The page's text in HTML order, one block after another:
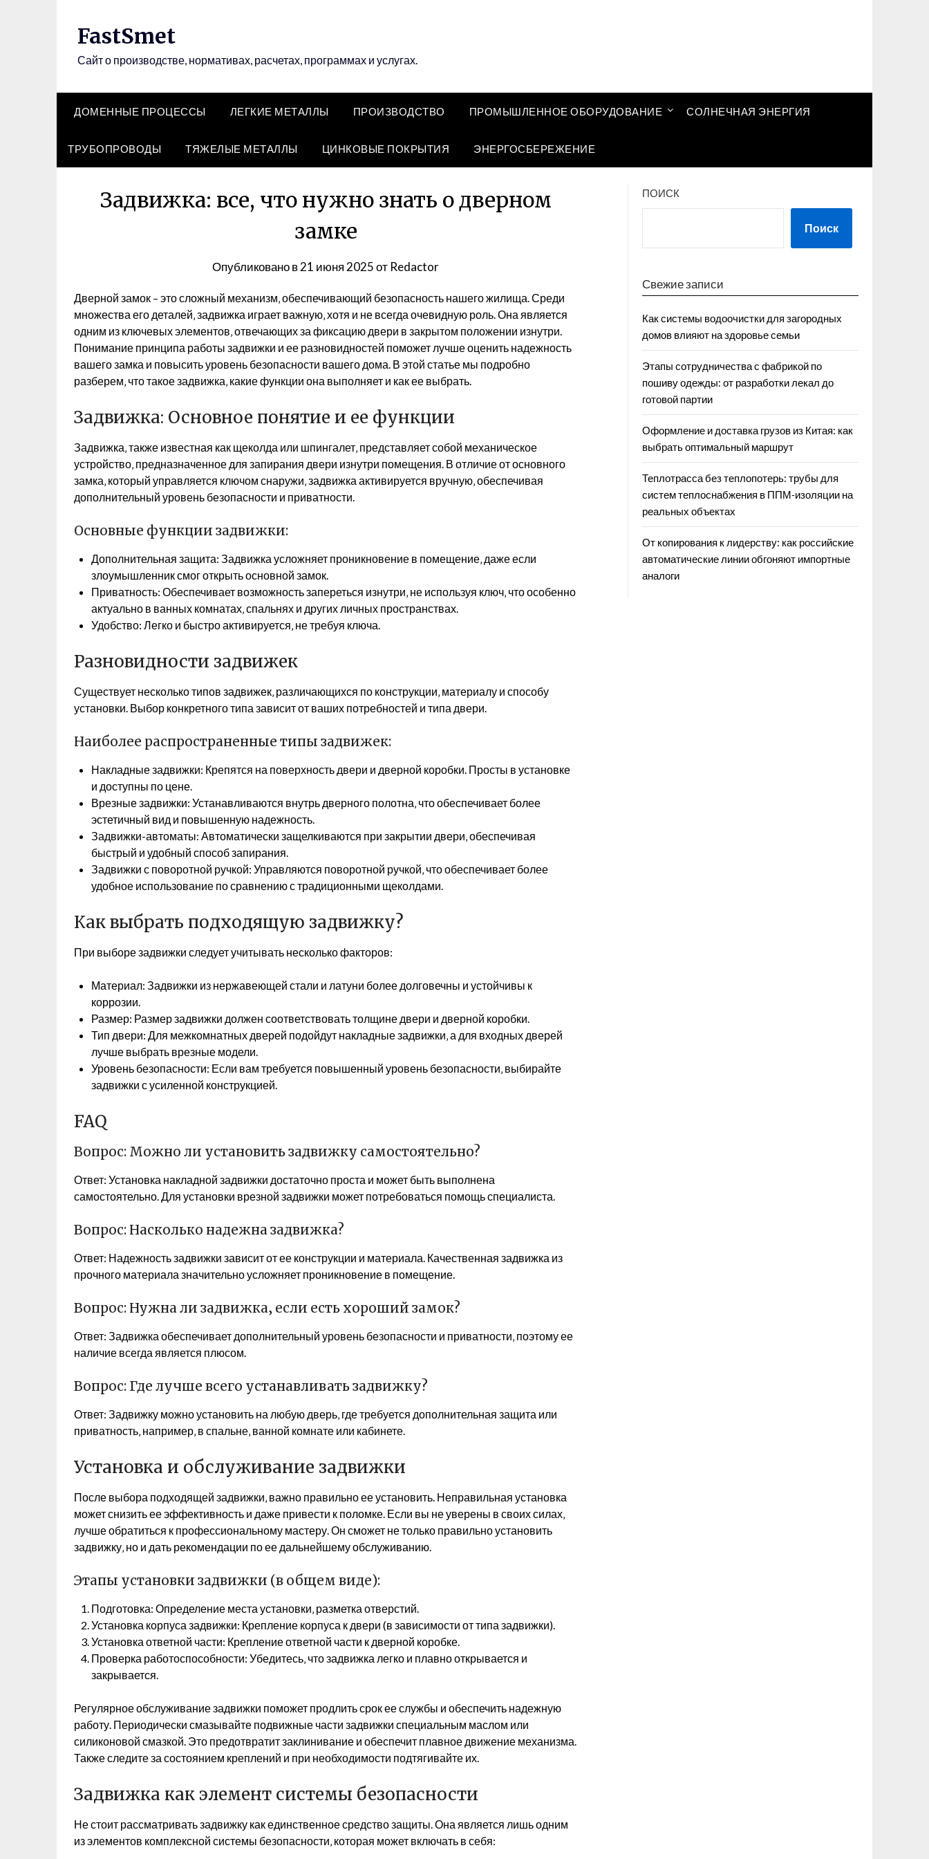
FastSmet
Сайт о производстве, нормативах, расчетах, программах и услугах.
ДОМЕННЫЕ ПРОЦЕССЫ ЛЕГКИЕ МЕТАЛЛЫ ПРОИЗВОДСТВО ПРОМЫШЛЕННОЕ ОБОРУДОВАНИЕ СОЛНЕЧНАЯ ЭНЕРГИЯ
ТРУБОПРОВОДЫ ТЯЖЕЛЫЕ МЕТАЛЛЫ ЦИНКОВЫЕ ПОКРЫТИЯ ЭНЕРГОСБЕРЕЖЕНИЕ
Задвижка: все, что нужно знать о дверном
замке
Опубликовано в21 июня 2025от Redactor
Дверной замок – это сложный механизм‚ обеспечивающий безопасность нашего жилища. Среди
множества его деталей‚ задвижка играет важную‚ хотя и не всегда очевидную роль. Она является
одним из ключевых элементов‚ отвечающих за фиксацию двери в закрытом положении изнутри.
Понимание принципа работы задвижки и ее разновидностей поможет лучше оценить надежность
вашего замка и повысить уровень безопасности вашего дома. В этой статье мы подробно
разберем‚ что такое задвижка‚ какие функции она выполняет и как ее выбрать.
Задвижка: Основное понятие и ее функции
Задвижка‚ также известная как щеколда или шпингалет‚ представляет собой механическое
устройство‚ предназначенное для запирания двери изнутри помещения. В отличие от основного
замка‚ который управляется ключом снаружи‚ задвижка активируется вручную‚ обеспечивая
дополнительный уровень безопасности и приватности.
Основные функции задвижки:
Дополнительная защита: Задвижка усложняет проникновение в помещение‚ даже если
злоумышленник смог открыть основной замок.
Приватность: Обеспечивает возможность запереться изнутри‚ не используя ключ‚ что особенно
актуально в ванных комнатах‚ спальнях и других личных пространствах.
Удобство: Легко и быстро активируется‚ не требуя ключа.
Разновидности задвижек
Существует несколько типов задвижек‚ различающихся по конструкции‚ материалу и способу
установки. Выбор конкретного типа зависит от ваших потребностей и типа двери.
Наиболее распространенные типы задвижек:
Накладные задвижки: Крепятся на поверхность двери и дверной коробки. Просты в установке
и доступны по цене.
Врезные задвижки: Устанавливаются внутрь дверного полотна‚ что обеспечивает более
эстетичный вид и повышенную надежность.
Задвижки-автоматы: Автоматически защелкиваются при закрытии двери‚ обеспечивая
быстрый и удобный способ запирания.
Задвижки с поворотной ручкой: Управляются поворотной ручкой‚ что обеспечивает более
удобное использование по сравнению с традиционными щеколдами.
Как выбрать подходящую задвижку?
При выборе задвижки следует учитывать несколько факторов:
Материал: Задвижки из нержавеющей стали и латуни более долговечны и устойчивы к
коррозии.
Размер: Размер задвижки должен соответствовать толщине двери и дверной коробки.
Тип двери: Для межкомнатных дверей подойдут накладные задвижки‚ а для входных дверей
лучше выбрать врезные модели.
Уровень безопасности: Если вам требуется повышенный уровень безопасности‚ выбирайте
задвижки с усиленной конструкцией.
FAQ
Вопрос: Можно ли установить задвижку самостоятельно?
Ответ: Установка накладной задвижки достаточно проста и может быть выполнена
самостоятельно. Для установки врезной задвижки может потребоваться помощь специалиста.
Вопрос: Насколько надежна задвижка?
Ответ: Надежность задвижки зависит от ее конструкции и материала. Качественная задвижка из
прочного материала значительно усложняет проникновение в помещение.
Вопрос: Нужна ли задвижка‚ если есть хороший замок?
Ответ: Задвижка обеспечивает дополнительный уровень безопасности и приватности‚ поэтому ее
наличие всегда является плюсом.
Вопрос: Где лучше всего устанавливать задвижку?
Ответ: Задвижку можно установить на любую дверь‚ где требуется дополнительная защита или
приватность‚ например‚ в спальне‚ ванной комнате или кабинете.
Установка и обслуживание задвижки
После выбора подходящей задвижки‚ важно правильно ее установить. Неправильная установка
может снизить ее эффективность и даже привести к поломке. Если вы не уверены в своих силах‚
лучше обратиться к профессиональному мастеру. Он сможет не только правильно установить
задвижку‚ но и дать рекомендации по ее дальнейшему обслуживанию.
Этапы установки задвижки (в общем виде):
Подготовка: Определение места установки‚ разметка отверстий.
Установка корпуса задвижки: Крепление корпуса к двери (в зависимости от типа задвижки).
Установка ответной части: Крепление ответной части к дверной коробке.
Проверка работоспособности: Убедитесь‚ что задвижка легко и плавно открывается и
закрывается.
Регулярное обслуживание задвижки поможет продлить срок ее службы и обеспечить надежную
работу. Периодически смазывайте подвижные части задвижки специальным маслом или
силиконовой смазкой. Это предотвратит заклинивание и обеспечит плавное движение механизма.
Также следите за состоянием креплений и при необходимости подтягивайте их.
Задвижка как элемент системы безопасности
Не стоит рассматривать задвижку как единственное средство защиты. Она является лишь одним
из элементов комплексной системы безопасности‚ которая может включать в себя:
ПОИСК
Поиск
Свежие записи
Как системы водоочистки для загородных
домов влияют на здоровье семьи
Этапы сотрудничества с фабрикой по
пошиву одежды: от разработки лекал до
готовой партии
Оформление и доставка грузов из Китая: как
выбрать оптимальный маршрут
Теплотрасса без теплопотерь: трубы для
систем теплоснабжения в ППМ‑изоляции на
реальных объектах
От копирования к лидерству: как российские
автоматические линии обгоняют импортные
аналоги